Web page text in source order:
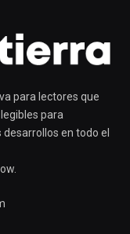
para lectores que
para
en todo el